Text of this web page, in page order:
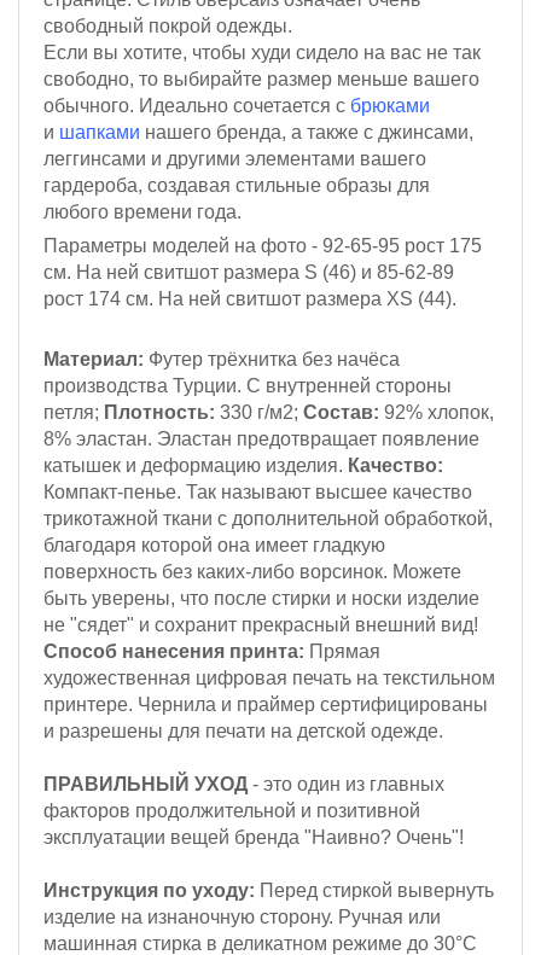
свободный покрой одежды.
Если вы хотите, чтобы худи сидело на вас не так
свободно, то выбирайте размер меньше вашего
обычного. Идеально сочетается с брюками
и шапками нашего бренда, а также с джинсами,
леггинсами и другими элементами вашего
гардероба, создавая стильные образы для
любого времени года.
Параметры моделей на фото - 92-65-95 рост 175
см. На ней свитшот размера S (46) и 85-62-89
рост 174 см. На ней свитшот размера XS (44).
Материал: Футер трёхнитка без начёса
производства Турции. С внутренней стороны
петля; Плотность: 330 г/м2; Состав: 92% хлопок,
8% эластан. Эластан предотвращает появление
катышек и деформацию изделия. Качество:
Компакт-пенье. Так называют высшее качество
трикотажной ткани с дополнительной обработкой,
благодаря которой она имеет гладкую
поверхность без каких-либо ворсинок. Можете
быть уверены, что после стирки и носки изделие
не "сядет" и сохранит прекрасный внешний вид!
Способ нанесения принта: Прямая
художественная цифровая печать на текстильном
принтере. Чернила и праймер сертифицированы
и разрешены для печати на детской одежде.
ПРАВИЛЬНЫЙ УХОД - это один из главных
факторов продолжительной и позитивной
эксплуатации вещей бренда "Наивно? Очень"!
Инструкция по уходу: Перед стиркой вывернуть
изделие на изнаночную сторону. Ручная или
машинная стирка в деликатном режиме до 30°С